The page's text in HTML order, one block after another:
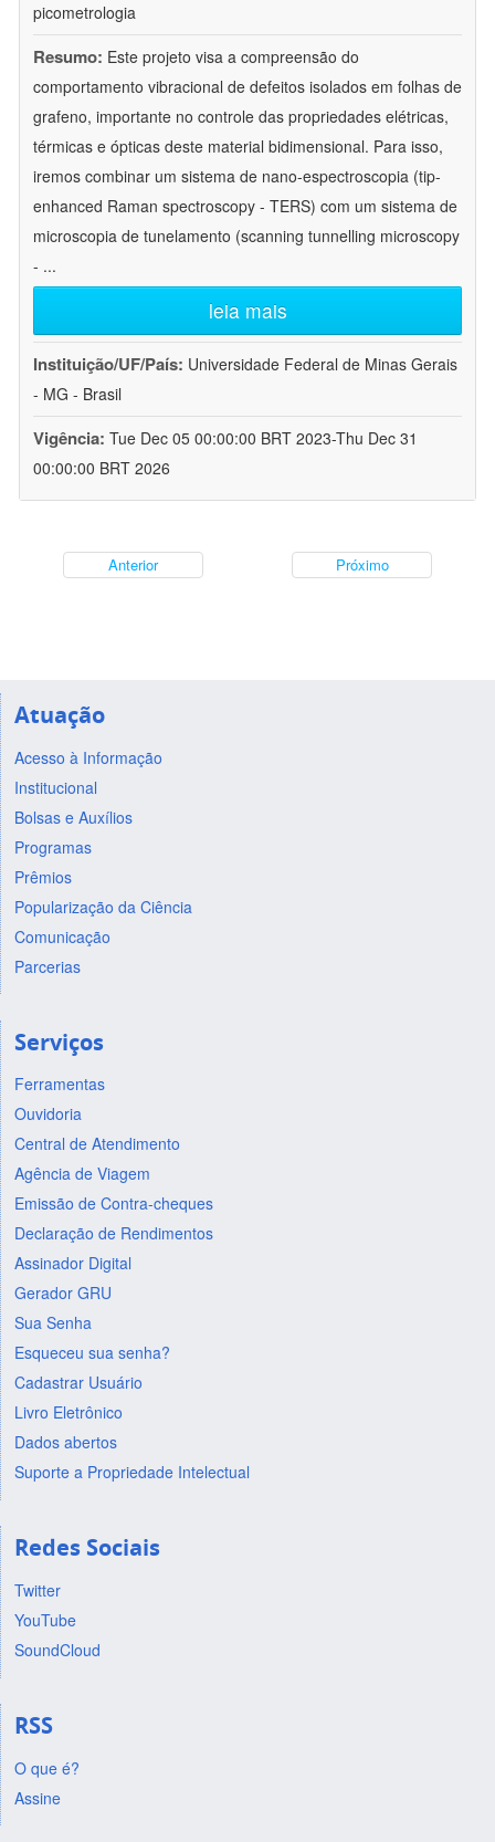
picometrologia
Resumo: Este projeto visa a compreensão do
comportamento vibracional de defeitos isolados em folhas de
grafeno, importante no controle das propriedades elétricas,
térmicas e ópticas deste material bidimensional. Para isso,
iremos combinar um sistema de nano-espectroscopia (tip-
enhanced Raman spectroscopy - TERS) com um sistema de
microscopia de tunelamento (scanning tunnelling microscopy
- ...
leia mais
Instituição/UF/País: Universidade Federal de Minas Gerais
- MG - Brasil
Vigência: Tue Dec 05 00:00:00 BRT 2023-Thu Dec 31
00:00:00 BRT 2026
Anterior Próximo
Atuação
Acesso à Informação
Institucional
Bolsas e Auxílios
Programas
Prêmios
Popularização da Ciência
Comunicação
Parcerias
Serviços
Ferramentas
Ouvidoria
Central de Atendimento
Agência de Viagem
Emissão de Contra-cheques
Declaração de Rendimentos
Assinador Digital
Gerador GRU
Sua Senha
Esqueceu sua senha?
Cadastrar Usuário
Livro Eletrônico
Dados abertos
Suporte a Propriedade Intelectual
Redes Sociais
Twitter
YouTube
SoundCloud
RSS
O que é?
Assine